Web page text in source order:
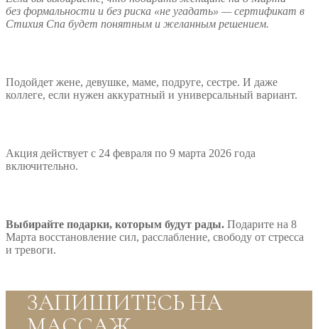
без формальности и без риска «не угадать» — сертификат в
Стихия Спа будет понятным и желанным решением.
Подойдет жене, девушке, маме, подруге, сестре. И даже
коллеге, если нужен аккуратный и универсальный вариант.
Акция действует с 24 февраля по 9 марта 2026 года
включительно.
Выбирайте подарки, которым будут рады. Подарите на 8
Марта восстановление сил, расслабление, свободу от стресса
и тревоги.
ЗАПИШИТЕСЬ НА